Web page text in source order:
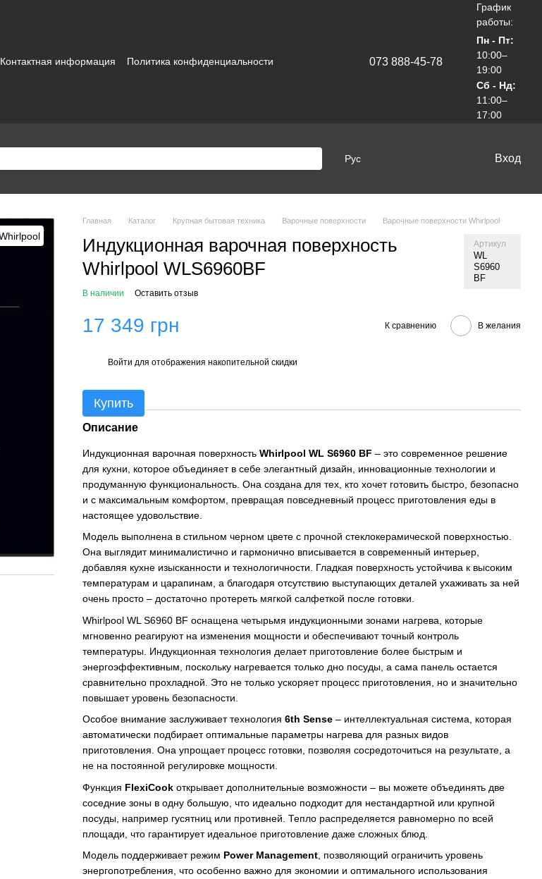
Контактная информация
Политика конфиденциальности
073 888-45-78
График
работы:
Пн - Пт:
10:00–
19:00
Сб - Нд:
11:00–
17:00
Рус Вход
Главная Каталог Крупная бытовая техника Варочные поверхности Варочные поверхности Whirlpool
Индукционная варочная поверхность
Whirlpool WLS6960BF
Артикул
WL
S6960
BF
В наличии Оставить отзыв
17 349 грн К сравнению В желания
Войти для отображения накопительной скидки
Купить
Описание
Индукционная варочная поверхность Whirlpool WL S6960 BF – это современное решение
для кухни, которое объединяет в себе элегантный дизайн, инновационные технологии и
продуманную функциональность. Она создана для тех, кто хочет готовить быстро, безопасно
и с максимальным комфортом, превращая повседневный процесс приготовления еды в
настоящее удовольствие.
Модель выполнена в стильном черном цвете с прочной стеклокерамической поверхностью.
Она выглядит минималистично и гармонично вписывается в современный интерьер,
добавляя кухне изысканности и технологичности. Гладкая поверхность устойчива к высоким
температурам и царапинам, а благодаря отсутствию выступающих деталей ухаживать за ней
очень просто – достаточно протереть мягкой салфеткой после готовки.
Whirlpool WL S6960 BF оснащена четырьмя индукционными зонами нагрева, которые
мгновенно реагируют на изменения мощности и обеспечивают точный контроль
температуры. Индукционная технология делает приготовление более быстрым и
энергоэффективным, поскольку нагревается только дно посуды, а сама панель остается
сравнительно прохладной. Это не только ускоряет процесс приготовления, но и значительно
повышает уровень безопасности.
Особое внимание заслуживает технология 6th Sense – интеллектуальная система, которая
автоматически подбирает оптимальные параметры нагрева для разных видов
приготовления. Она упрощает процесс готовки, позволяя сосредоточиться на результате, а
не на постоянной регулировке мощности.
Функция FlexiCook открывает дополнительные возможности – вы можете объединять две
соседние зоны в одну большую, что идеально подходит для нестандартной или крупной
посуды, например гусятниц или противней. Тепло распределяется равномерно по всей
площади, что гарантирует идеальное приготовление даже сложных блюд.
Модель поддерживает режим Power Management , позволяющий ограничить уровень
энергопотребления, что особенно важно для экономии и оптимального использования